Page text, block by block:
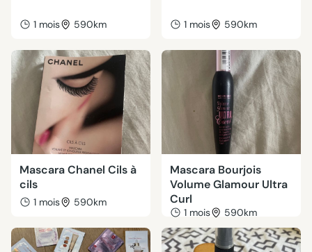
1 mois 590km 1 mois 590km
Mascara Chanel Cils à
cils
1 mois 590km
Mascara Bourjois
Volume Glamour Ultra
Curl
1 mois 590km